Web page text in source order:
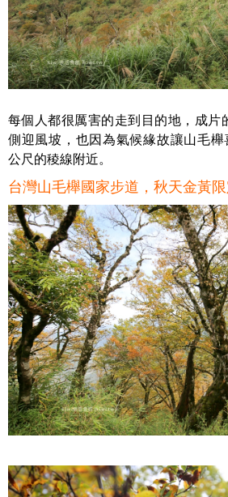
每個人都很厲害的走到目的地，成片
側迎風坡，也因為氣候緣故讓山毛
公尺的稜線附近。
台灣山毛櫸國家步道，秋天金黃